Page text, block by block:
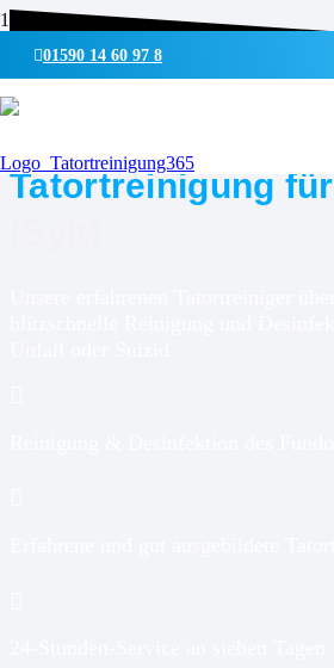
01590 14 60 97 8
Tatortreinigung für